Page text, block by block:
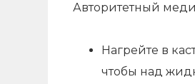
Авторитетный
Нагрейте в
чтобы над